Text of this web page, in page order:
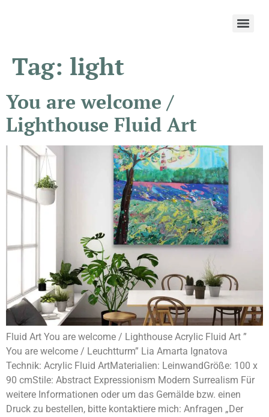
Tag: light
You are welcome /
Lighthouse Fluid Art
Fluid Art You are welcome / Lighthouse Acrylic Fluid Art ”
You are welcome / Leuchtturm” Lia Amarta Ignatova
Technik: Acrylic Fluid ArtMaterialien: LeinwandGröße: 100 x
90 cmStile: Abstract Expressionism Modern Surrealism Für
weitere Informationen oder um das Gemälde bzw. einen
Druck zu bestellen, bitte kontaktiere mich: Anfragen „Der